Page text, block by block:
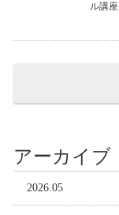
ル講座
アーカイブ
2026.05